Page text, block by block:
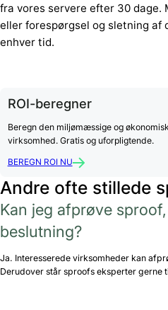
fra vores servere efter 30 dage.
eller forespørgsel og sletning af
enhver tid.
ROI-beregner
Beregn den miljømæssige og
virksomhed. Gratis og uforpligtende.
BEREGN ROI NU
Andre ofte stillede
Kan jeg afprøve
beslutning?
Ja. Interesserede virksomheder kan
Derudover står sproofs eksperter